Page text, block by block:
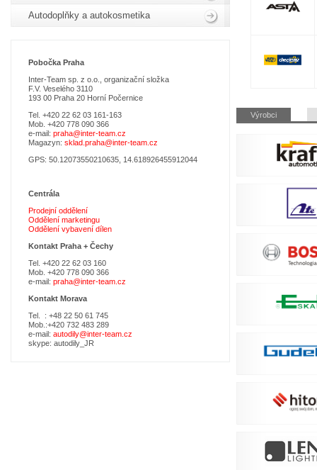
Přeskočit
navigaci
Výrobci
Autodoplňky a autokosmetika
Pobočka Praha
Inter-Team sp. z o.o., organizační složka
F.V. Veselého 3110
193 00 Praha 20 Horní Počernice
Tel. +420 22 62 03 161-163
Mob. +420 778 090 366
e-mail: praha@inter-team.cz
Magazyn: sklad.praha@inter-team.cz
GPS: 50.12073550210635, 14.618926455912044
Centrála
Prodejní oddělení
Oddělení marketingu
Oddělení vybavení dílen
Kontakt Praha + Čechy
Tel. +420 22 62 03 160
Mob. +420 778 090 366
e-mail: praha@inter-team.cz
Kontakt Morava
Tel. : +48 22 50 61 745
Mob.:+420 732 483 289
e-mail: autodily@inter-team.cz
skype: autodily_JR